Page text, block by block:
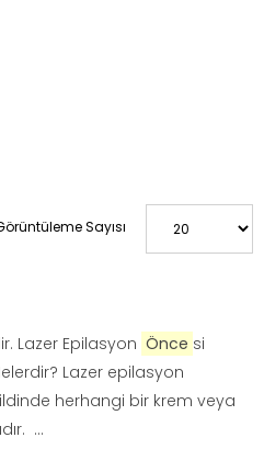
Sayısı
Lazer Epilasyon Önce si
Lazer epilasyon
herhangi bir krem veya
...